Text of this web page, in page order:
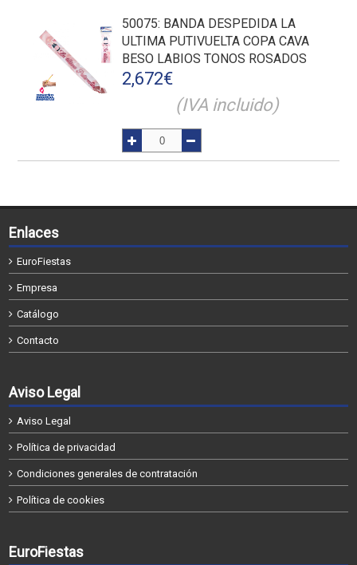
50075: BANDA DESPEDIDA LA
ULTIMA PUTIVUELTA COPA CAVA
BESO LABIOS TONOS ROSADOS
2,672€
(IVA incluido)
Enlaces
EuroFiestas
Empresa
Catálogo
Contacto
Aviso Legal
Aviso Legal
Política de privacidad
Condiciones generales de contratación
Política de cookies
EuroFiestas